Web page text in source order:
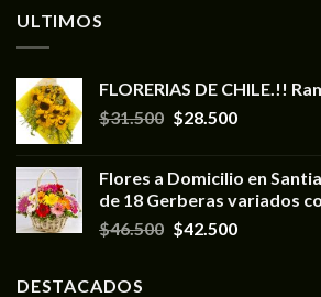
ULTIMOS
FLORERIAS DE CHILE.!!
$31.500 $28.500
Flores a Domicilio en
de 18 Gerberas variados
$46.500 $42.500
DESTACADOS